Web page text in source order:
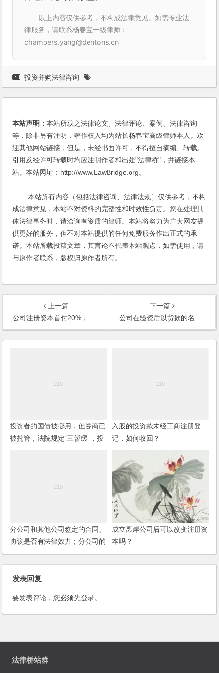
以上内容仅供参考，不构成法律意见。如需专业法
律服务，请联系杨春宝一级律师：
chambers.yang@dentons.cn
投资并购法律咨询
本站声明：本站所载之法律论文、法律评论、案例、法律咨询
等，除非另有注明，著作权人均为站长杨春宝高级律师本人。欢
迎其他网站链接，但是，未经书面许可，不得擅自摘编、转载。
引用及经许可转载时均应注明作者和出处"法律桥"，并链接本
站。本站网址：http://www.LawBridge.org。
本站所有内容（包括法律咨询、法律法规）仅供参考，不构
成法律意见，本站不对资料的完整性和时效性负责。您在处理具
体法律事务时，请洽询有资质的律师。本站将努力为广大网友提
供更好的服务，但不对本站提供的任何免费服务作出正式的承
诺。本站所载投稿文章，其言论不代表本站观点，如需使用，请
与原作者联系，版权归原作者所有。
上一篇
公司注册资本首付20%， 其余的五年内分几次缴？
下一篇
公司在验资后以货款的名义将资金转帐到关联公司，是否构成抽逃注册资本罪？
投资者的国债被挪用，但券商已
被托管，法院规定“三暂缓”，投
入股的投资款未经工商注册登
记，如何收回？
分公司和其他公司签定的合同、
协议是否有法律效力；分公司的
责任怎样界定？
成立离岸公司后可以改变注册资
本吗？
发表回复
要发表评论，您必须先登录。
法律桥站群